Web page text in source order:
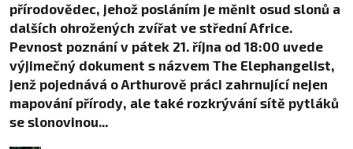
přírodovědec, jehož posláním je měnit osud slonů a
dalších ohrožených zvířat ve střední Africe.
Pevnost poznání v pátek 21. října od 18:00 uvede
výjimečný dokument s názvem The Elephangelist,
jenž pojednává o Arthurově práci zahrnující nejen
mapování přírody, ale také rozkrývání sítě pytláků
se slonovinou...